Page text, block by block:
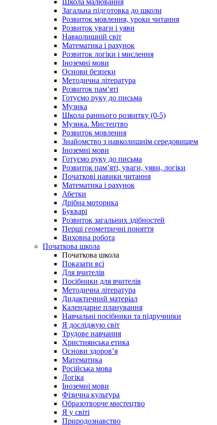
Школа малювання
Загальна підготовка до школи
Розвиток мовлення, уроки читання
Розвиток уваги і уяви
Навколишній світ
Математика і рахунок
Розвиток логіки і мислення
Іноземні мови
Основи безпеки
Методична література
Розвиток пам’яті
Готуємо руку до письма
Музика
Школа раннього розвитку (0-5)
Музика. Мистецтво
Розвиток мовлення
Знайомство з навколишнім середовищем
Іноземні мови
Готуємо руку до письма
Розвиток пам’яті, уваги, уяви, логіки
Початкові навики читання
Математика і рахунок
Абетки
Дрібна моторика
Букварі
Розвиток загальних здібностей
Перші геометричні поняття
Виховна робота
Початкова школа
Початкова школа
Показати всі
Для вчителів
Посібники для вчителів
Методична література
Дидактичний матеріал
Календарне планування
Навчальні посібники та підручники
Я досліджую світ
Трудове навчання
Християнська етика
Основи здоров’я
Математика
Російська мова
Логіка
Іноземні мови
Фізична культура
Образотворче мистецтво
Я у світі
Природознавство